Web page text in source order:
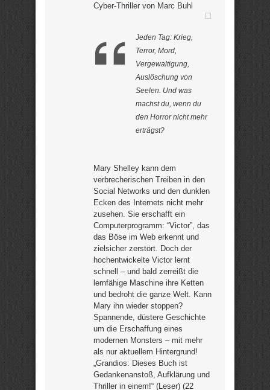
Cyber-Thriller von Marc Buhl
Jeden Tag: Krieg,
Terror, Mord,
Vergewaltigung,
Auslöschung von
Seelen. Und was
machst du, wenn du
den Horror nicht mehr
erträgst?
Mary Shelley kann dem
verbrecherischen Treiben in den
Social Networks und den dunklen
Ecken des Internets nicht mehr
zusehen. Sie erschafft ein
Computerprogramm: “Victor”, das
das Böse im Web erkennt und
zielsicher zerstört. Doch der
hochentwickelte Victor lernt
schnell – und bald zerreißt die
lernfähige Maschine ihre Ketten
und bedroht die ganze Welt. Kann
Mary ihn wieder stoppen?
Spannende, düstere Geschichte
um die Erschaffung eines
modernen Monsters – mit mehr
als nur aktuellem Hintergrund!
„Grandios: Dieses Buch ist
Gedankenanstoß, Aufklärung und
Thriller in einem!“ (Leser) (22